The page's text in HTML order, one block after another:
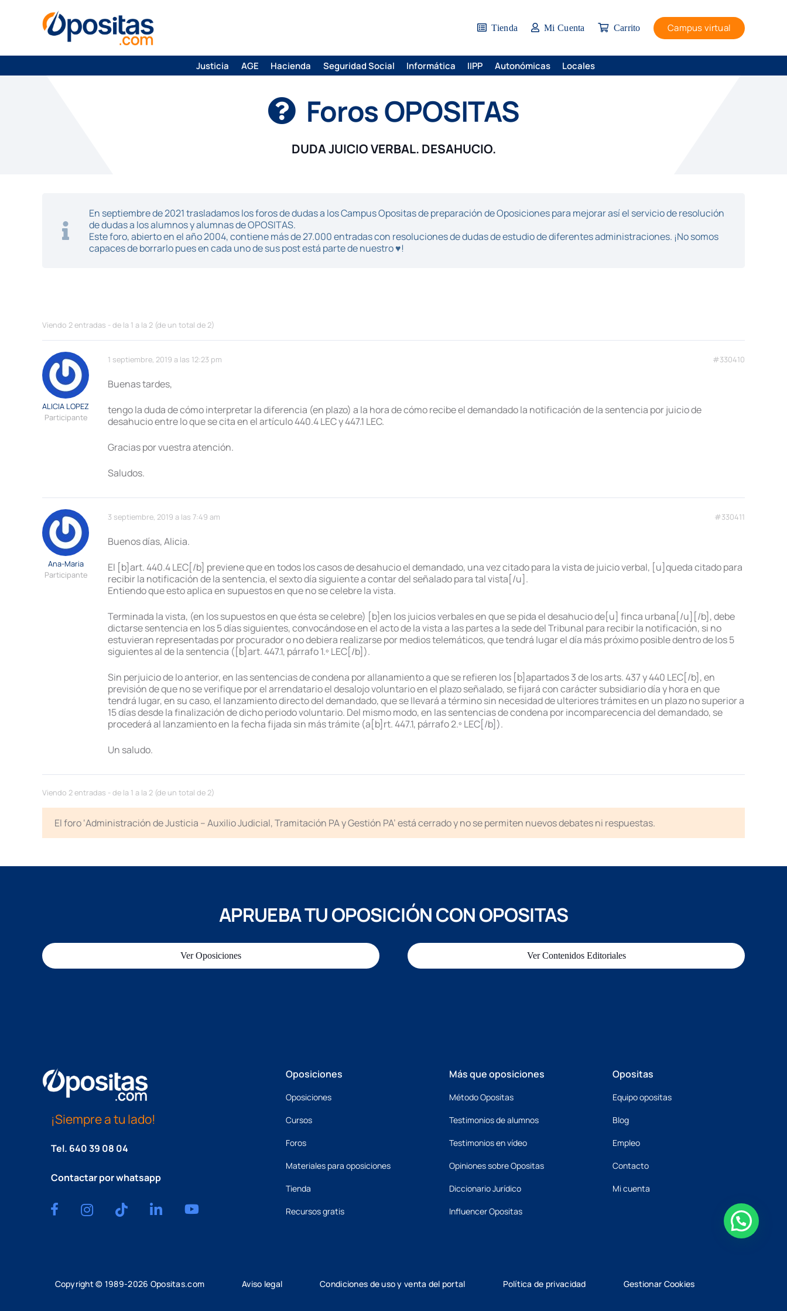
Tienda Mi Cuenta Carrito Campus virtual
Justicia AGE Hacienda Seguridad Social Informática IIPP Autonómicas Locales
Foros OPOSITAS
DUDA JUICIO VERBAL. DESAHUCIO.
En septiembre de 2021 trasladamos los foros de dudas a los Campus Opositas de preparación de Oposiciones para mejorar así el servicio de resolución
de dudas a los alumnos y alumnas de OPOSITAS.
Este foro, abierto en el año 2004, contiene más de 27.000 entradas con resoluciones de dudas de estudio de diferentes administraciones. ¡No somos
capaces de borrarlo pues en cada uno de sus post está parte de nuestro ♥!
Viendo 2 entradas - de la 1 a la 2 (de un total de 2)
1 septiembre, 2019 a las 12:23 pm #330410
ALICIA LOPEZ
Participante
Buenas tardes,
tengo la duda de cómo interpretar la diferencia (en plazo) a la hora de cómo recibe el demandado la notificación de la sentencia por juicio de
desahucio entre lo que se cita en el artículo 440.4 LEC y 447.1 LEC.
Gracias por vuestra atención.
Saludos.
3 septiembre, 2019 a las 7:49 am #330411
Ana-Maria
Participante
Buenos días, Alicia.
El [b]art. 440.4 LEC[/b] previene que en todos los casos de desahucio el demandado, una vez citado para la vista de juicio verbal, [u]queda citado para
recibir la notificación de la sentencia, el sexto día siguiente a contar del señalado para tal vista[/u].
Entiendo que esto aplica en supuestos en que no se celebre la vista.
Terminada la vista, (en los supuestos en que ésta se celebre) [b]en los juicios verbales en que se pida el desahucio de[u] finca urbana[/u][/b], debe
dictarse sentencia en los 5 días siguientes, convocándose en el acto de la vista a las partes a la sede del Tribunal para recibir la notificación, si no
estuvieran representadas por procurador o no debiera realizarse por medios telemáticos, que tendrá lugar el día más próximo posible dentro de los 5
siguientes al de la sentencia ([b]art. 447.1, párrafo 1.º LEC[/b]).
Sin perjuicio de lo anterior, en las sentencias de condena por allanamiento a que se refieren los [b]apartados 3 de los arts. 437 y 440 LEC[/b], en
previsión de que no se verifique por el arrendatario el desalojo voluntario en el plazo señalado, se fijará con carácter subsidiario día y hora en que
tendrá lugar, en su caso, el lanzamiento directo del demandado, que se llevará a término sin necesidad de ulteriores trámites en un plazo no superior a
15 días desde la finalización de dicho periodo voluntario. Del mismo modo, en las sentencias de condena por incomparecencia del demandado, se
procederá al lanzamiento en la fecha fijada sin más trámite (a[b]rt. 447.1, párrafo 2.º LEC[/b]).
Un saludo.
Viendo 2 entradas - de la 1 a la 2 (de un total de 2)
El foro ‘Administración de Justicia – Auxilio Judicial, Tramitación PA y Gestión PA’ está cerrado y no se permiten nuevos debates ni respuestas.
APRUEBA TU OPOSICIÓN CON OPOSITAS
Ver Oposiciones Ver Contenidos Editoriales
¡Siempre a tu lado!
Tel. 640 39 08 04
Contactar por whatsapp
Oposiciones
Oposiciones
Cursos
Foros
Materiales para oposiciones
Tienda
Recursos gratis
Más que oposiciones
Método Opositas
Testimonios de alumnos
Testimonios en vídeo
Opiniones sobre Opositas
Diccionario Jurídico
Influencer Opositas
Opositas
Equipo opositas
Blog
Empleo
Contacto
Mi cuenta
Copyright © 1989-2026 Opositas.com Aviso legal Condiciones de uso y venta del portal Política de privacidad Gestionar Cookies